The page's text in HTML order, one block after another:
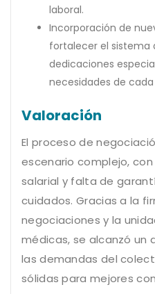
laboral.
Incorporación de
fortalecer el sistema
dedicaciones
necesidades de
Valoración
El proceso de
escenario complejo,
salarial y falta de
cuidados. Gracias a la
negociaciones y la
médicas, se alcanzó un
las demandas del
sólidas para mejores